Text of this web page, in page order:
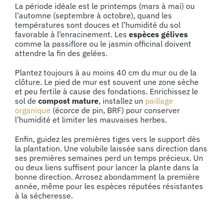
La période idéale est le printemps (mars à mai) ou
l’automne (septembre à octobre), quand les
températures sont douces et l’humidité du sol
favorable à l’enracinement. Les espèces gélives
comme la passiflore ou le jasmin officinal doivent
attendre la fin des gelées.
Plantez toujours à au moins 40 cm du mur ou de la
clôture. Le pied de mur est souvent une zone sèche
et peu fertile à cause des fondations. Enrichissez le
sol de compost mature, installez un paillage
organique (écorce de pin, BRF) pour conserver
l’humidité et limiter les mauvaises herbes.
Enfin, guidez les premières tiges vers le support dès
la plantation. Une volubile laissée sans direction dans
ses premières semaines perd un temps précieux. Un
ou deux liens suffisent pour lancer la plante dans la
bonne direction. Arrosez abondamment la première
année, même pour les espèces réputées résistantes
à la sécheresse.